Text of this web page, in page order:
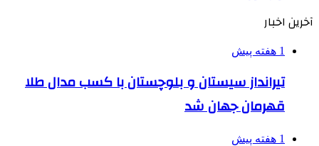
آخرین اخبار
1 هفته پیش
تیرانداز سیستان و بلوچستان با کسب مدال طلا
قهرمان جهان شد
1 هفته پیش